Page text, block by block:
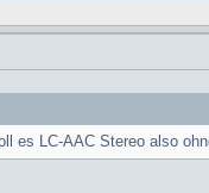
es LC-AAC Stereo also